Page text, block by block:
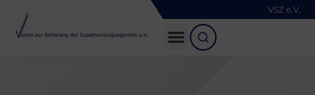
VSZ e.V.